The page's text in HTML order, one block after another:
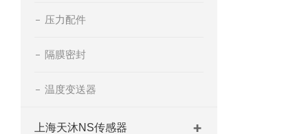
压力配件
隔膜密封
温度变送器
上海天沐NS传感器